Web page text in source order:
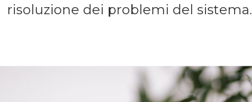
risoluzione dei problemi del sistema.